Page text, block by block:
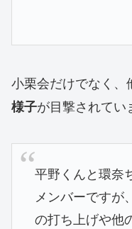
小栗会だけでなく、
様子が目撃されてい
平野くんと環奈
メンバーですが
の打ち上げや他